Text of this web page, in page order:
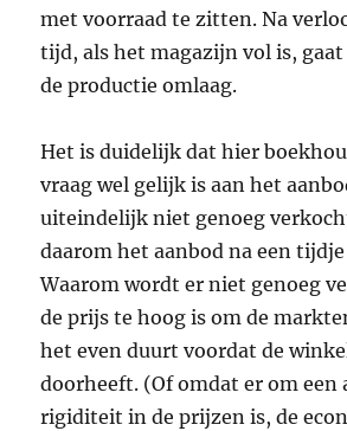
met voorraad te zitten. Na
tijd, als het magazijn vol is,
de productie omlaag.
Het is duidelijk dat hier
vraag wel gelijk is aan het
uiteindelijk niet genoeg
daarom het aanbod na een
Waarom wordt er niet genoeg
de prijs te hoog is om de
het even duurt voordat de
doorheeft. (Of omdat er om een
rigiditeit in de prijzen is, de